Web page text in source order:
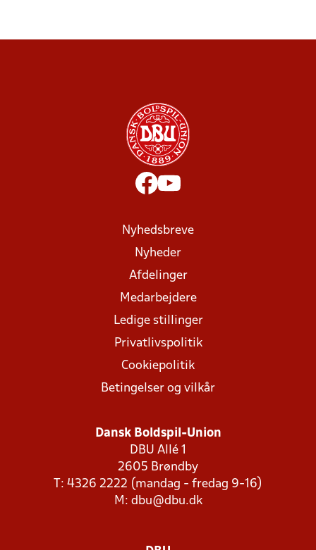
Nyhedsbreve
Nyheder
Afdelinger
Medarbejdere
Ledige stillinger
Privatlivspolitik
Cookiepolitik
Betingelser og vilkår
Dansk Boldspil-Union
DBU Allé 1
2605 Brøndby
T: 4326 2222 (mandag - fredag 9-16)
M: dbu@dbu.dk